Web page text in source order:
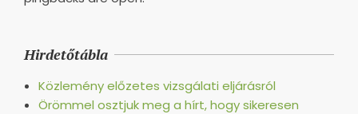
Hirdetőtábla
Közlemény előzetes vizsgálati eljárásról
Örömmel osztjuk meg a hírt, hogy sikeresen